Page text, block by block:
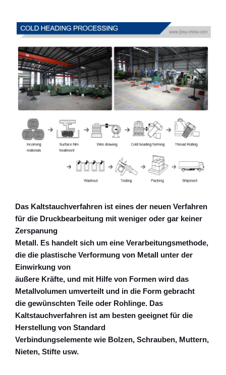
Das Kaltstauchverfahren ist eines der neuen Verfahren
für die Druckbearbeitung mit weniger oder gar keiner
Zerspanung
Metall. Es handelt sich um eine Verarbeitungsmethode,
die die plastische Verformung von Metall unter der
Einwirkung von
äußere Kräfte, und mit Hilfe von Formen wird das
Metallvolumen umverteilt und in die Form gebracht
die gewünschten Teile oder Rohlinge. Das
Kaltstauchverfahren ist am besten geeignet für die
Herstellung von Standard
Verbindungselemente wie Bolzen, Schrauben, Muttern,
Nieten, Stifte usw.